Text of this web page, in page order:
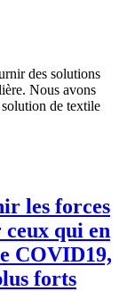
des solutions
Nous avons
de textile
les forces
qui en
COVID19,
forts